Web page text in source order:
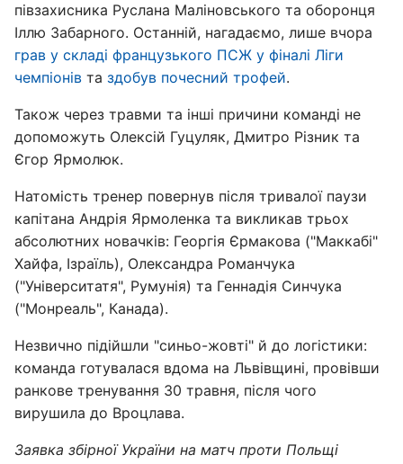
півзахисника Руслана Маліновського та оборонця
Іллю Забарного. Останній, нагадаємо, лише вчора
грав у складі французького ПСЖ у фіналі Ліги
чемпіонів та здобув почесний трофей.
Також через травми та інші причини команді не
допоможуть Олексій Гуцуляк, Дмитро Різник та
Єгор Ярмолюк.
Натомість тренер повернув після тривалої паузи
капітана Андрія Ярмоленка та викликав трьох
абсолютних новачків: Георгія Єрмакова ("Маккабі"
Хайфа, Ізраїль), Олександра Романчука
("Університатя", Румунія) та Геннадія Синчука
("Монреаль", Канада).
Незвично підійшли "синьо-жовті" й до логістики:
команда готувалася вдома на Львівщині, провівши
ранкове тренування 30 травня, після чого
вирушила до Вроцлава.
Заявка збірної України на матч проти Польщі